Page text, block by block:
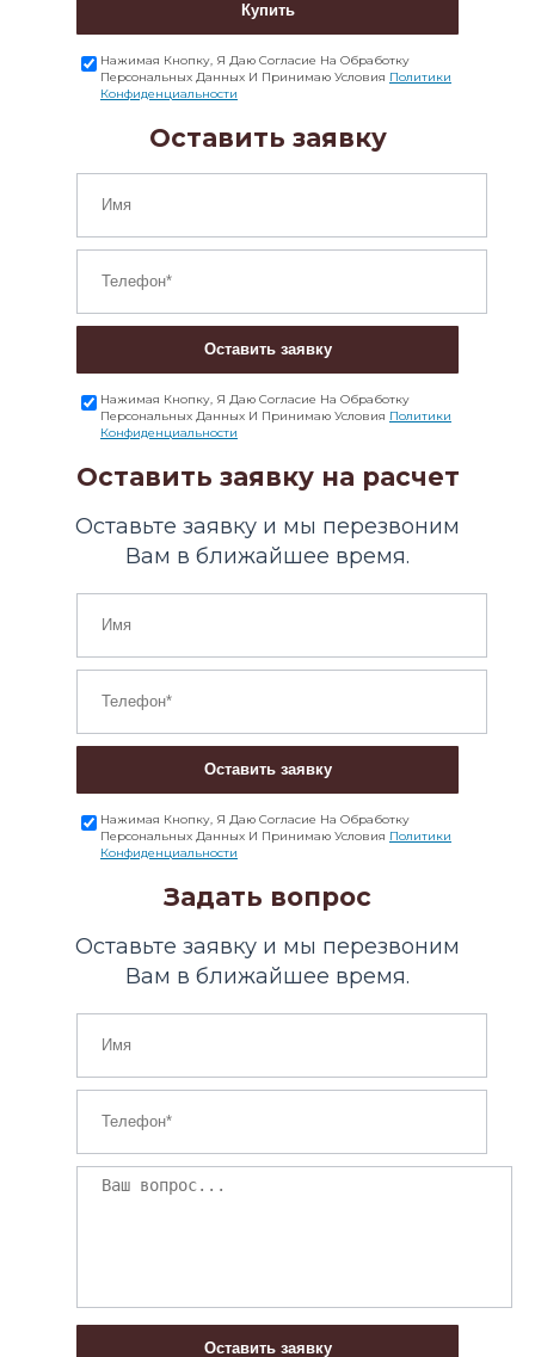
Купить
Нажимая Кнопку, Я Даю Согласие На Обработку
Персональных Данных И Принимаю Условия Политики
Конфиденциальности
Оставить заявку
Оставить заявку
Нажимая Кнопку, Я Даю Согласие На Обработку
Персональных Данных И Принимаю Условия Политики
Конфиденциальности
Оставить заявку на расчет
Оставьте заявку и мы перезвоним
Вам в ближайшее время.
Оставить заявку
Нажимая Кнопку, Я Даю Согласие На Обработку
Персональных Данных И Принимаю Условия Политики
Конфиденциальности
Задать вопрос
Оставьте заявку и мы перезвоним
Вам в ближайшее время.
Оставить заявку